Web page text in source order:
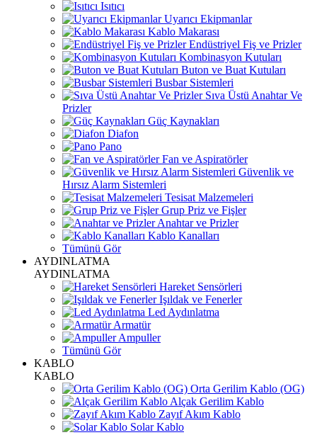
Isıtıcı
Uyarıcı Ekipmanlar
Kablo Makarası
Endüstriyel Fiş ve Prizler
Kombinasyon Kutuları
Buton ve Buat Kutuları
Busbar Sistemleri
Sıva Üstü Anahtar Ve
Prizler
Güç Kaynakları
Diafon
Pano
Fan ve Aspiratörler
Güvenlik ve
Hırsız Alarm Sistemleri
Tesisat Malzemeleri
Grup Priz ve Fişler
Anahtar ve Prizler
Kablo Kanalları
Tümünü Gör
AYDINLATMA
AYDINLATMA
Hareket Sensörleri
Işıldak ve Fenerler
Led Aydınlatma
Armatür
Ampuller
Tümünü Gör
KABLO
KABLO
Orta Gerilim Kablo (OG)
Alçak Gerilim Kablo
Zayıf Akım Kablo
Solar Kablo